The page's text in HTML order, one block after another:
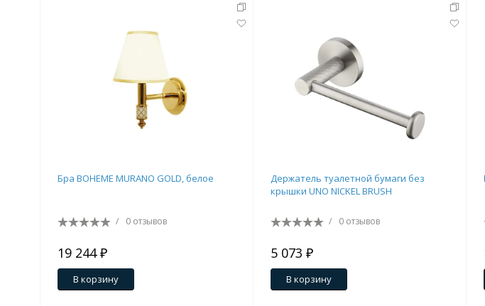
Бра BOHEME MURANO GOLD, белое
/ 0 отзывов
19 244 ₽
В корзину
Держатель туалетной бумаги без
крышки UNO NICKEL BRUSH
/ 0 отзывов
5 073 ₽
В корзину